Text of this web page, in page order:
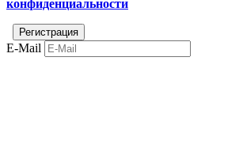
конфиденциальности
E-Mail